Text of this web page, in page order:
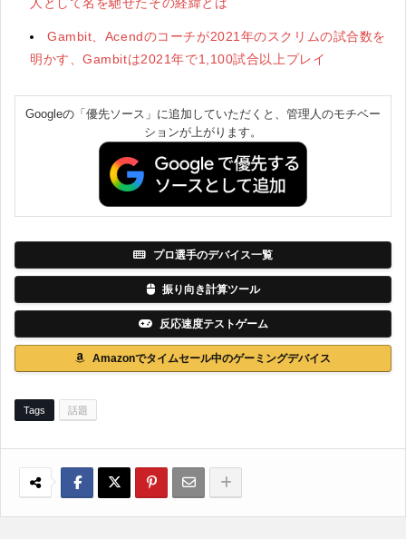
Gambit、Acendのコーチが2021年のスクリムの試合数を
明かす、Gambitは2021年で1,100試合以上プレイ
Googleの「優先ソース」に追加していただくと、管理人のモチベー
ションが上がります。
プロ選手のデバイス一覧
振り向き計算ツール
反応速度テストゲーム
Amazonでタイムセール中のゲーミングデバイス
Tags 話題